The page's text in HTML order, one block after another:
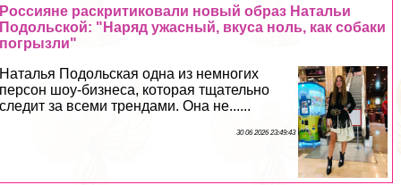
Россияне раскритиковали новый образ Натальи
Подольской: "Наряд ужасный, вкуса ноль, как собаки
погрызли"
Наталья Подольская одна из немногих
персон шоу-бизнеса, которая тщательно
следит за всеми трендами. Она не......
30 06 2026 23:49:43